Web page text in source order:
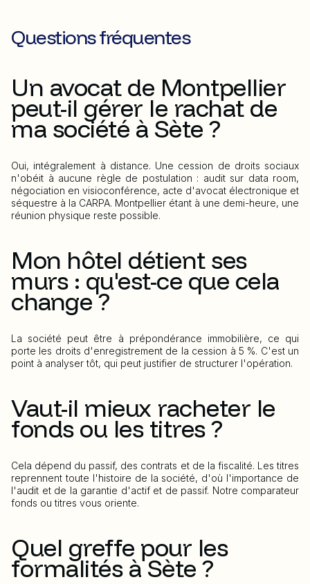
Questions fréquentes
Un avocat de Montpellier
peut-il gérer le rachat de
ma société à Sète ?
Oui, intégralement à distance. Une cession de droits sociaux
n'obéit à aucune règle de postulation : audit sur data room,
négociation en visioconférence, acte d'avocat électronique et
séquestre à la CARPA. Montpellier étant à une demi-heure, une
réunion physique reste possible.
Mon hôtel détient ses
murs : qu'est-ce que cela
change ?
La société peut être à prépondérance immobilière, ce qui
porte les droits d'enregistrement de la cession à 5 %. C'est un
point à analyser tôt, qui peut justifier de structurer l'opération.
Vaut-il mieux racheter le
fonds ou les titres ?
Cela dépend du passif, des contrats et de la fiscalité. Les titres
reprennent toute l'histoire de la société, d'où l'importance de
l'audit et de la garantie d'actif et de passif. Notre comparateur
fonds ou titres vous oriente.
Quel greffe pour les
formalités à Sète ?